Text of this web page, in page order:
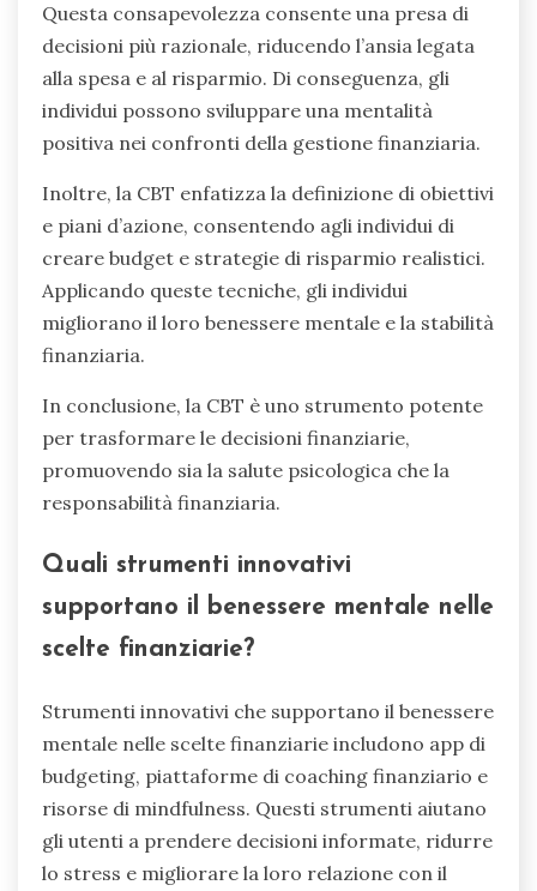
Questa consapevolezza consente una presa di
decisioni più razionale, riducendo l’ansia legata
alla spesa e al risparmio. Di conseguenza, gli
individui possono sviluppare una mentalità
positiva nei confronti della gestione finanziaria.
Inoltre, la CBT enfatizza la definizione di obiettivi
e piani d’azione, consentendo agli individui di
creare budget e strategie di risparmio realistici.
Applicando queste tecniche, gli individui
migliorano il loro benessere mentale e la stabilità
finanziaria.
In conclusione, la CBT è uno strumento potente
per trasformare le decisioni finanziarie,
promuovendo sia la salute psicologica che la
responsabilità finanziaria.
Quali strumenti innovativi
supportano il benessere mentale nelle
scelte finanziarie?
Strumenti innovativi che supportano il benessere
mentale nelle scelte finanziarie includono app di
budgeting, piattaforme di coaching finanziario e
risorse di mindfulness. Questi strumenti aiutano
gli utenti a prendere decisioni informate, ridurre
lo stress e migliorare la loro relazione con il